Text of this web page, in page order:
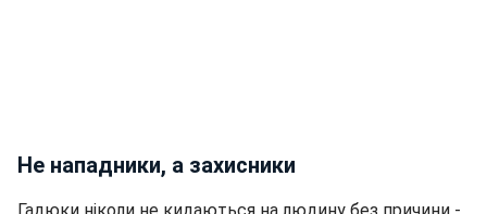
Не нападники, а захисники